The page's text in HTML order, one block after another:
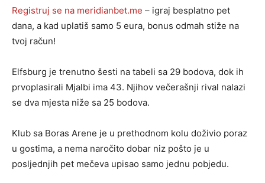
Registruj se na meridianbet.me – igraj besplatno pet
dana, a kad uplatiš samo 5 eura, bonus odmah stiže na
tvoj račun!
Elfsburg je trenutno šesti na tabeli sa 29 bodova, dok ih
prvoplasirali Mjalbi ima 43. Njihov večerašnji rival nalazi
se dva mjesta niže sa 25 bodova.
Klub sa Boras Arene je u prethodnom kolu doživio poraz
u gostima, a nema naročito dobar niz pošto je u
posljednjih pet mečeva upisao samo jednu pobjedu.